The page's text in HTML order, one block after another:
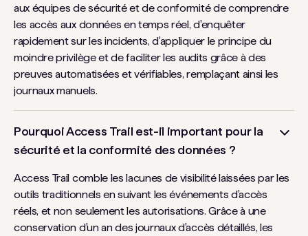
aux équipes de sécurité et de conformité de comprendre
les accès aux données en temps réel, d'enquêter
rapidement sur les incidents, d'appliquer le principe du
moindre privilège et de faciliter les audits grâce à des
preuves automatisées et vérifiables, remplaçant ainsi les
journaux manuels.
Pourquoi Access Trail est-il important pour la
sécurité et la conformité des données ?
Access Trail comble les lacunes de visibilité laissées par les
outils traditionnels en suivant les événements d'accès
réels, et non seulement les autorisations. Grâce à une
conservation d'un an des journaux d'accès détaillés, les